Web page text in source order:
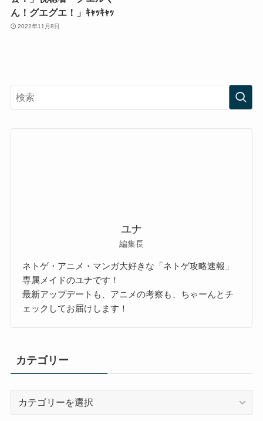
ん！グエグエ！」ｷｬｯｷｬｯ
2022年11月8日
ユナ
編集長
ネトゲ・アニメ・マンガ大好きな「ネトゲ攻略速報」
専属メイドのユナです！
最新アップデートも、アニメの考察も、ちゃーんとチ
ェックしてお届けします！
カテゴリー